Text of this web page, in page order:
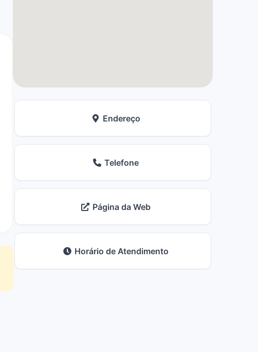
Endereço
Telefone
Página da Web
Horário de Atendimento